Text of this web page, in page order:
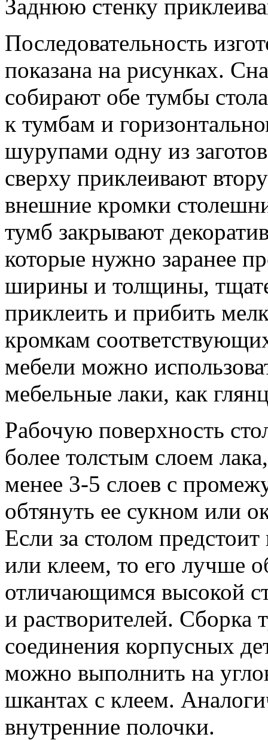
Заднюю стенку
Последовательность
показана на рисунках.
собирают обе тумбы
к тумбам и
шурупами одну из
сверху приклеивают
внешние кромки
тумб закрывают
которые нужно заранее
ширины и толщины,
приклеить и прибить
кромкам
мебели можно
мебельные лаки, как
Рабочую поверхность
более толстым слоем
менее 3-5 слоев с
обтянуть ее сукном или
Если за столом
или клеем, то его лучше
отличающимся высокой
и растворителей. Сборка
соединения корпусных
можно выполнить на
шкантах с клеем.
внутренние полочки.